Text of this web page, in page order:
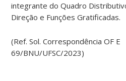
integrante do Quadro
Direção e Funções Gratificadas.
(Ref. Sol. Correspondência OF E
69/BNU/UFSC/2023)